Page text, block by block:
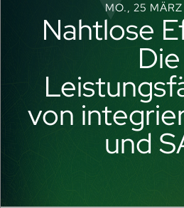
MO., 25
Nahtlose
Die
von
und